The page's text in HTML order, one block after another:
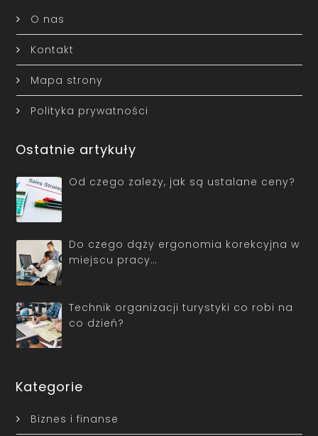
O nas
Kontakt
Mapa strony
Polityka prywatności
Ostatnie artykuły
Od czego zależy, jak są ustalane ceny?
Do czego dąży ergonomia korekcyjna w
miejscu pracy…
Technik organizacji turystyki co robi na
co dzień?
Kategorie
Biznes i finanse